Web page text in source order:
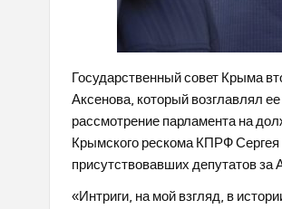
Государственный совет Крыма
Аксенова, который возглавлял
рассмотрение парламента на
Крымского рескома КПРФ
присутствовавших депутатов за
«Интриги, на мой взгляд, в